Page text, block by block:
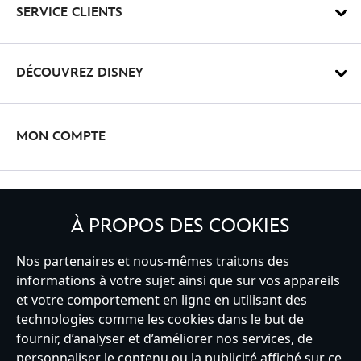
SERVICE CLIENTS
DÉCOUVREZ DISNEY
MON COMPTE
France
À PROPOS DES COOKIES
Nos partenaires et nous-mêmes traitons des
informations à votre sujet ainsi que sur vos appareils
et votre comportement en ligne en utilisant des
technologies comme les cookies dans le but de
fournir, d’analyser et d’améliorer nos services, de